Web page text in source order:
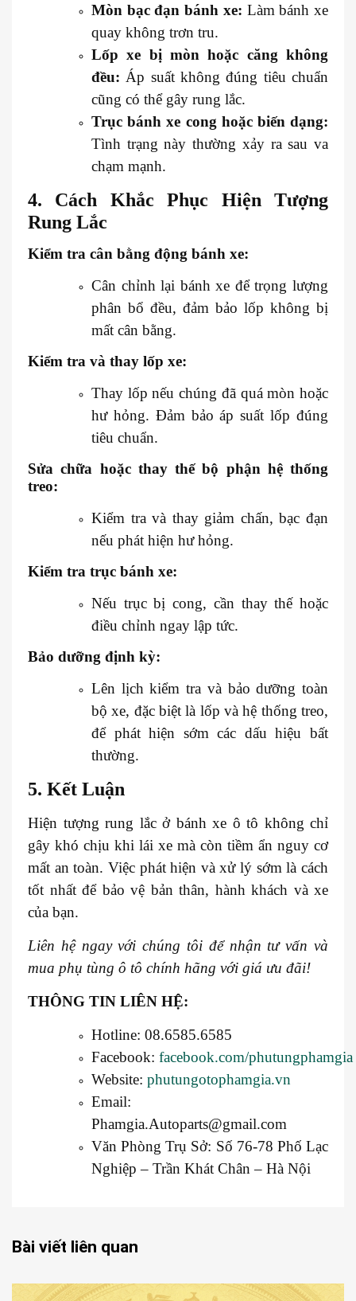
Mòn bạc đạn bánh xe: Làm bánh xe
quay không trơn tru.
Lốp xe bị mòn hoặc căng không
đều: Áp suất không đúng tiêu chuẩn
cũng có thể gây rung lắc.
Trục bánh xe cong hoặc biến dạng:
Tình trạng này thường xảy ra sau va
chạm mạnh.
4. Cách Khắc Phục Hiện Tượng
Rung Lắc
Kiểm tra cân bằng động bánh xe:
Cân chỉnh lại bánh xe để trọng lượng
phân bổ đều, đảm bảo lốp không bị
mất cân bằng.
Kiểm tra và thay lốp xe:
Thay lốp nếu chúng đã quá mòn hoặc
hư hỏng. Đảm bảo áp suất lốp đúng
tiêu chuẩn.
Sửa chữa hoặc thay thế bộ phận hệ thống
treo:
Kiểm tra và thay giảm chấn, bạc đạn
nếu phát hiện hư hỏng.
Kiểm tra trục bánh xe:
Nếu trục bị cong, cần thay thế hoặc
điều chỉnh ngay lập tức.
Bảo dưỡng định kỳ:
Lên lịch kiểm tra và bảo dưỡng toàn
bộ xe, đặc biệt là lốp và hệ thống treo,
để phát hiện sớm các dấu hiệu bất
thường.
5. Kết Luận
Hiện tượng rung lắc ở bánh xe ô tô không chỉ
gây khó chịu khi lái xe mà còn tiềm ẩn nguy cơ
mất an toàn. Việc phát hiện và xử lý sớm là cách
tốt nhất để bảo vệ bản thân, hành khách và xe
của bạn.
Liên hệ ngay vớichúng tôi để nhận tư vấn và
mua phụ tùng ô tô chính hãng với giá ưu đãi!
THÔNG TIN LIÊN HỆ:
Hotline: 08.6585.6585
Facebook: facebook.com/phutungphamgia
Website: phutungotophamgia.vn
Email:
Phamgia.Autoparts@gmail.com
Văn Phòng Trụ Sở: Số 76-78 Phố Lạc
Nghiệp – Trần Khát Chân – Hà Nội
Bài viết liên quan